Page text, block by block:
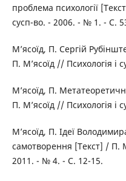
проблема психології
сусп-во. - 2006. - № 1. - С.
М’ясоїд, П. Сергій
П. М’ясоїд // Психологія і
М’ясоїд, П.
П. М’ясоїд // Психологія і
М’ясоїд, П. Ідеї
самотворення [Текст] / П.
2011. - № 4. - С. 12-15.